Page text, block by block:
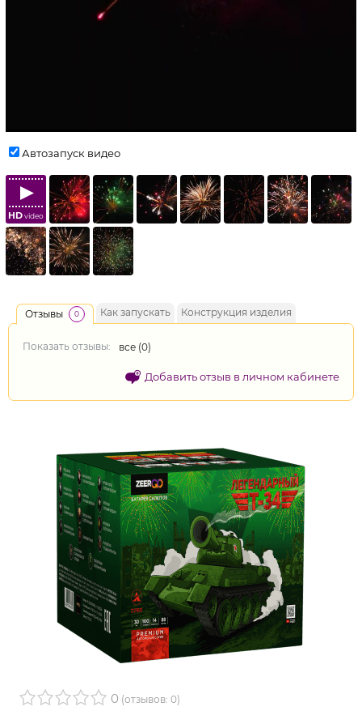
Автозапуск видео
HDvideo
Отзывы 0 Как запускать Конструкция изделия
Показать отзывы: все (0)
Добавить отзыв в личном кабинете
0 (отзывов: 0)